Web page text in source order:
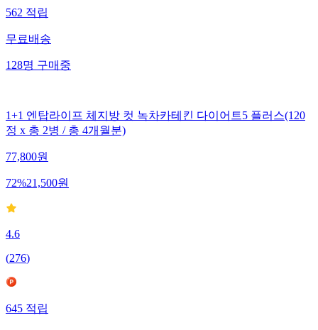
562 적립
무료배송
128명 구매중
1+1 엔탑라이프 체지방 컷 녹차카테킨 다이어트5 플러스(120
정 x 총 2병 / 총 4개월분)
77,800원
72%21,500원
4.6
(276)
645적립